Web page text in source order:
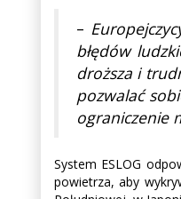
–
błędów
droższa i
pozwalać
ograniczenie
System ESLOG
powietrza, aby